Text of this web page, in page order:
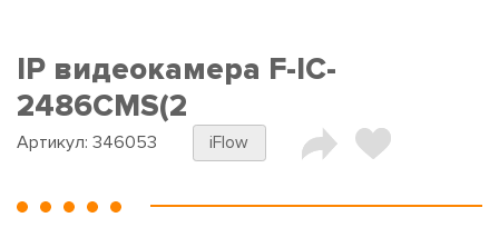
IP видеокамера F-IC-
2486CMS(2
Артикул: 346053 iFlow